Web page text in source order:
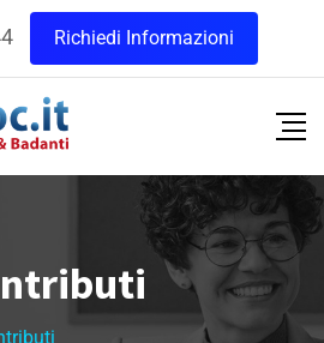
Richiedi Informazioni